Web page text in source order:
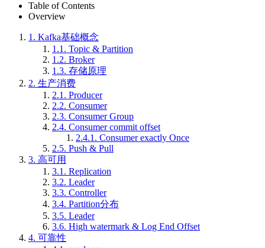
Table of Contents
Overview
1. Kafka基础概念
1.1. Topic & Partition
1.2. Broker
1.3. 存储原理
2. 生产消费
2.1. Producer
2.2. Consumer
2.3. Consumer Group
2.4. Consumer commit offset
2.4.1. Consumer exactly Once
2.5. Push & Pull
3. 高可用
3.1. Replication
3.2. Leader
3.3. Controller
3.4. Partition分布
3.5. Leader
3.6. High watermark & Log End Offset
4. 可靠性